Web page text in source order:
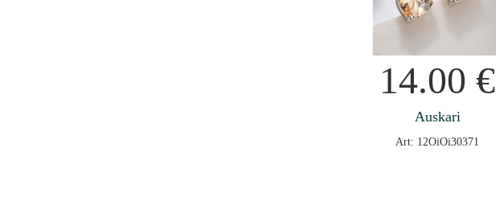
14.00€
Auskari
Art: 12OiOi30371